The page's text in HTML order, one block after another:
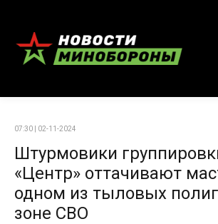
07:30 | 02-11-2024
Штурмовики
«Центр» оттачивают
одном из тыловых
зоне СВО